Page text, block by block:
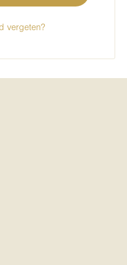
vergeten?